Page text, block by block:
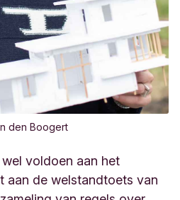
den Boogert
voldoen aan het
aan de welstandtoets van